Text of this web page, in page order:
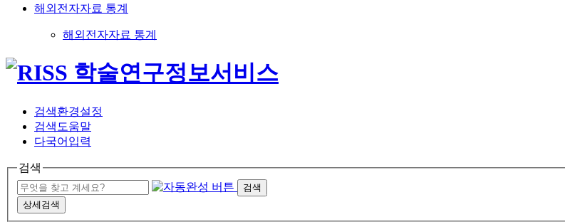
해외전자자료 통계
해외전자자료 통계
검색환경설정
검색도움말
다국어입력
검색
검색
상세검색